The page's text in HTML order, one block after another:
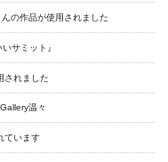
者
ター
祉会
の作品が使用されました
サミット』
されました
温々
ています